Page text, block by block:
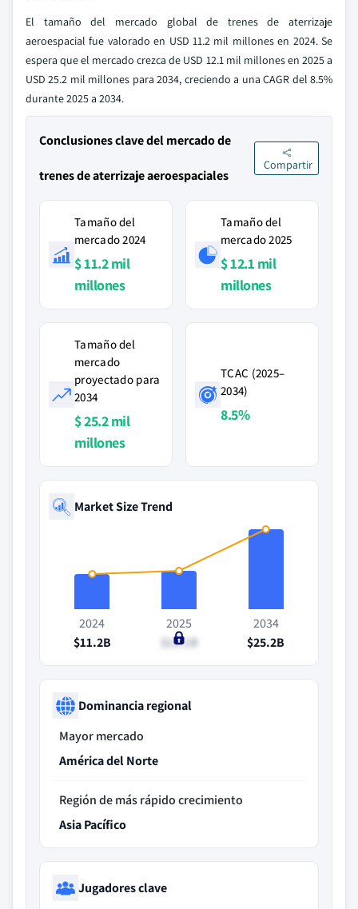
El tamaño del mercado global de trenes de aterrizaje
aeroespacial fue valorado en USD 11.2 mil millones en 2024. Se
espera que el mercado crezca de USD 12.1 mil millones en 2025 a
USD 25.2 mil millones para 2034, creciendo a una CAGR del 8.5%
durante 2025 a 2034.
Conclusiones clave del mercado de
trenes de aterrizaje aeroespaciales
Compartir
Tamaño del
mercado 2024
$ 11.2 mil
millones
Tamaño del
mercado 2025
$ 12.1 mil
millones
Tamaño del
mercado
proyectado para
2034
$ 25.2 mil
millones
TCAC (2025–
2034)
8.5%
Market Size Trend
2024
$11.2B
2025
$12.1B
2034
$25.2B
Dominancia regional
Mayor mercado
América del Norte
Región de más rápido crecimiento
Asia Pacífico
Jugadores clave